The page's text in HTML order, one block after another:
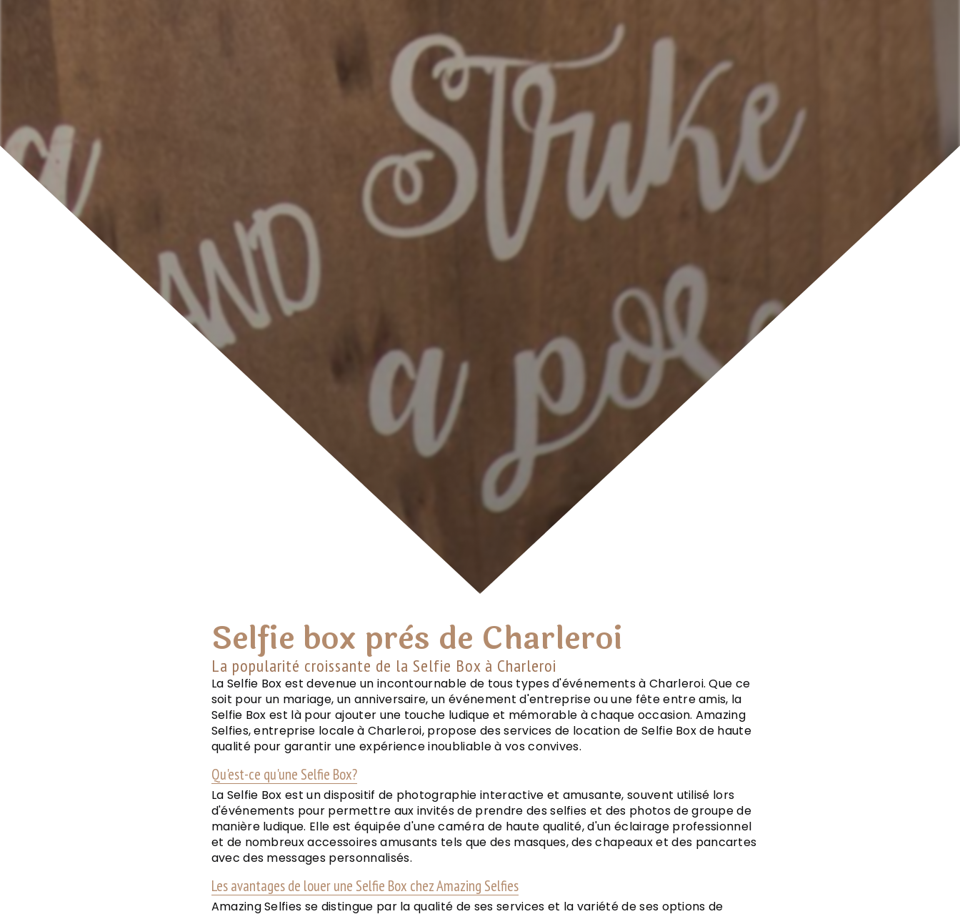
Selfie box près de Charleroi
La popularité croissante de la Selfie Box à Charleroi
La Selfie Box est devenue un incontournable de tous types d'événements à Charleroi. Que ce
soit pour un mariage, un anniversaire, un événement d'entreprise ou une fête entre amis, la
Selfie Box est là pour ajouter une touche ludique et mémorable à chaque occasion. Amazing
Selfies, entreprise locale à Charleroi, propose des services de location de Selfie Box de haute
qualité pour garantir une expérience inoubliable à vos convives.
Qu'est-ce qu'une Selfie Box?
La Selfie Box est un dispositif de photographie interactive et amusante, souvent utilisé lors
d'événements pour permettre aux invités de prendre des selfies et des photos de groupe de
manière ludique. Elle est équipée d'une caméra de haute qualité, d'un éclairage professionnel
et de nombreux accessoires amusants tels que des masques, des chapeaux et des pancartes
avec des messages personnalisés.
Les avantages de louer une Selfie Box chez Amazing Selfies
Amazing Selfies se distingue par la qualité de ses services et la variété de ses options de